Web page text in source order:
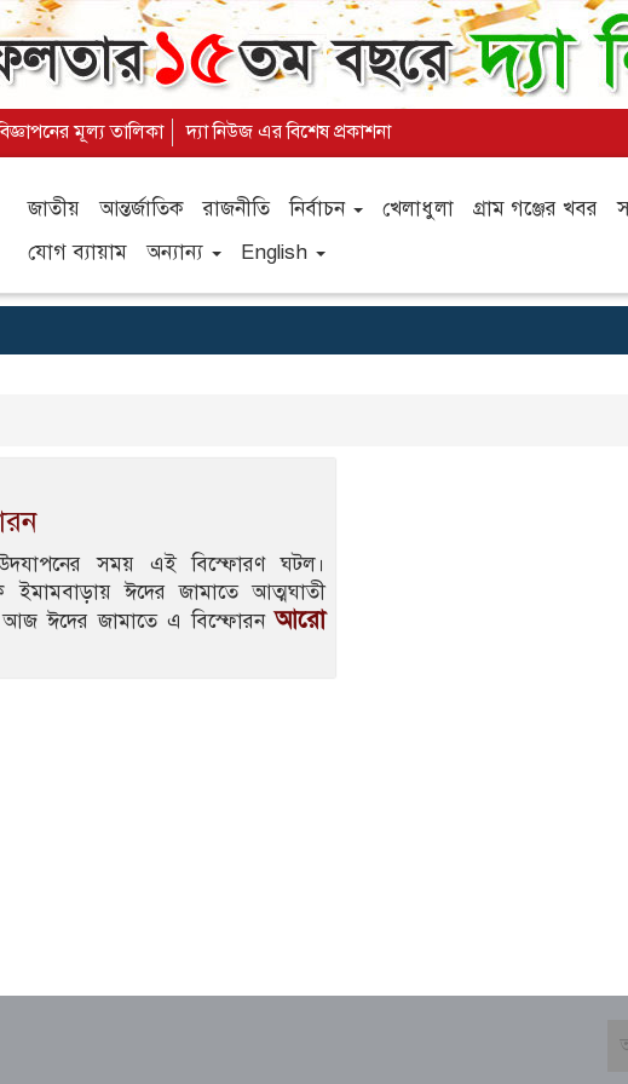
মূল্য তালিকা দ্যা নিউজ এর বিশেষ প্রকাশনা
জাতীয় আন্তর্জাতিক রাজনীতি নির্বাচন খেলাধুলা গ্রাম গঞ্জের খবর
যোগ ব্যায়াম
অন্যান্য English
সময় এই বিস্ফোরণ ঘটল।
ইমামবাড়ায় ঈদের জামাতে আত্মঘাতী
ঈদের জামাতে এ বিস্ফোরনআরো